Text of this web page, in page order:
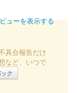
り絵御城印版
ューを表示する
具合報告だけ
など、いつで
ク